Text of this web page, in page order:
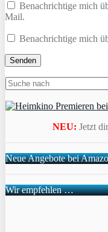
Benachrichtige mich
Mail.
Benachrichtige mich
NEU: Jetzt
Neue Angebote bei
Wir empfehlen …